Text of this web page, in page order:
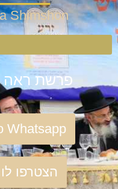
Shimshon
Parshat Re´eh | פרשת ראה
Whatsapp
הצטרפו